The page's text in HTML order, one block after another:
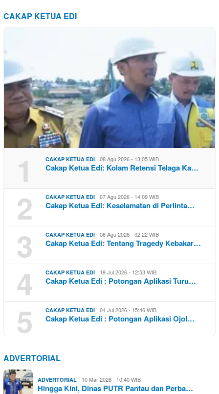
CAKAP KETUA EDI
1 CAKAP KETUA EDI 08 Agu 2026 - 13:05 WIB
Cakap Ketua Edi: Kolam Retensi Telaga Ka…
2 CAKAP KETUA EDI 07 Agu 2026 - 14:09 WIB
Cakap Ketua Edi: Keselamatan di Perlinta…
3 CAKAP KETUA EDI 06 Agu 2026 - 02:22 WIB
Cakap Ketua Edi: Tentang Tragedy Kebakar…
4 CAKAP KETUA EDI 19 Jul 2026 - 12:53 WIB
Cakap Ketua Edi : Potongan Aplikasi Turu…
5 CAKAP KETUA EDI 04 Jul 2026 - 15:46 WIB
Cakap Ketua Edi : Potongan Aplikasi Ojol…
ADVERTORIAL
ADVERTORIAL 10 Mar 2026 - 10:40 WIB
Hingga Kini, Dinas PUTR Pantau dan Perba…